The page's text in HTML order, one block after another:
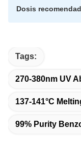
Dosis
Tags:
270-380nm UV
137-141°C
99% Purity